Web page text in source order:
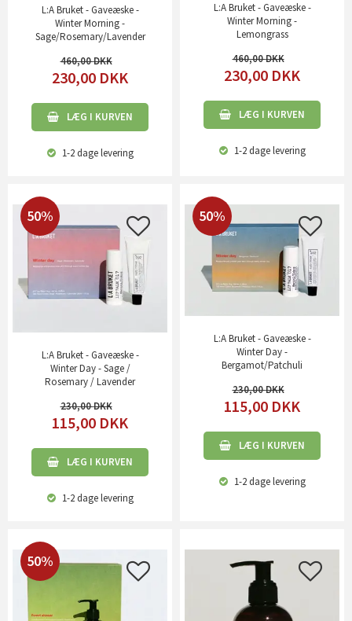
L:A Bruket - Gaveæske -
Winter Morning -
Sage/Rosemary/Lavender
460,00
230,00 DKK
LÆG I KURVEN
1-2 dagelevering
L:A Bruket - Gaveæske -
Winter Morning -
Lemongrass
460,00
230,00 DKK
LÆG I KURVEN
1-2 dagelevering
50%
L:A Bruket - Gaveæske -
Winter Day - Sage /
Rosemary / Lavender
230,00
115,00 DKK
LÆG I KURVEN
1-2 dagelevering
50%
L:A Bruket - Gaveæske -
Winter Day -
Bergamot/Patchuli
230,00
115,00 DKK
LÆG I KURVEN
1-2 dagelevering
50%